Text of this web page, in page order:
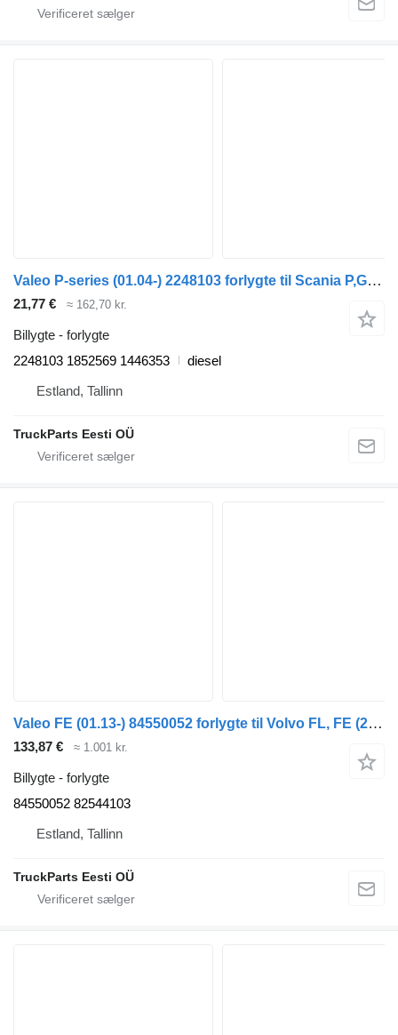
Valeo P-series (01.04-) 2248103 forlygte til Scania P,G,R,T-series (2004-2017) trækker
21,77 € ≈ 162,70 kr.
Billygte - forlygte
2248103 1852569 1446353
diesel
Estland, Tallinn
TruckParts Eesti OÜ
Valeo FE (01.13-) 84550052 forlygte til Volvo FL, FE (2013-) lastbil
133,87 € ≈ 1.001 kr.
Billygte - forlygte
84550052 82544103
Estland, Tallinn
TruckParts Eesti OÜ